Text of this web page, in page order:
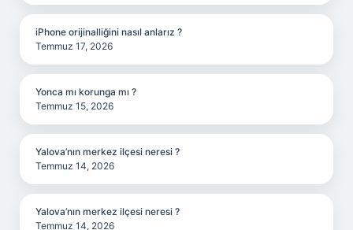
iPhone orijinalliğini nasıl anlarız ?
Temmuz 17, 2026
Yonca mı korunga mı ?
Temmuz 15, 2026
Yalova’nın merkez ilçesi neresi ?
Temmuz 14, 2026
Yalova’nın merkez ilçesi neresi ?
Temmuz 14, 2026